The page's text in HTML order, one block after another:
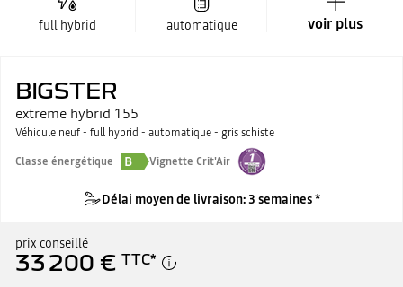
full hybrid automatique voir plus
BIGSTER
extreme hybrid 155
Véhicule neuf - full hybrid - automatique - gris schiste
Classe énergétique
B Vignette Crit'Air
Délai moyen de livraison: 3 semaines *
prix conseillé
33 200 € TTC*